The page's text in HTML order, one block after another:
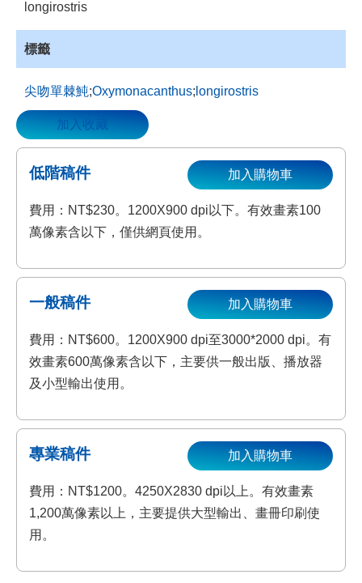
longirostris
標籤
尖吻單棘魨;Oxymonacanthus; longirostris
加入收藏
低階稿件
費用：NT$230。1200X900 dpi以下。有效畫素100
萬像素含以下，僅供網頁使用。
加入購物車
一般稿件
費用：NT$600。1200X900 dpi至3000*2000 dpi。有
效畫素600萬像素含以下，主要供一般出版、播放器
及小型輸出使用。
加入購物車
專業稿件
費用：NT$1200。4250X2830 dpi以上。有效畫素
1,200萬像素以上，主要提供大型輸出、畫冊印刷使
用。
加入購物車